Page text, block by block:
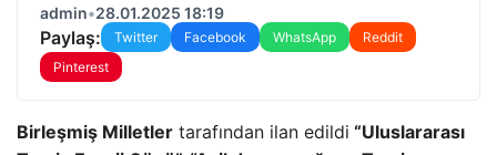
admin•28.01.2025 18:19
Paylaş: Twitter Facebook WhatsApp
Reddit
Pinterest
Birleşmiş Milletler tarafından ilan edildi “Uluslararası